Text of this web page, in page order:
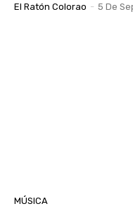
El Ratón Colorao - 5 De
MÚSICA